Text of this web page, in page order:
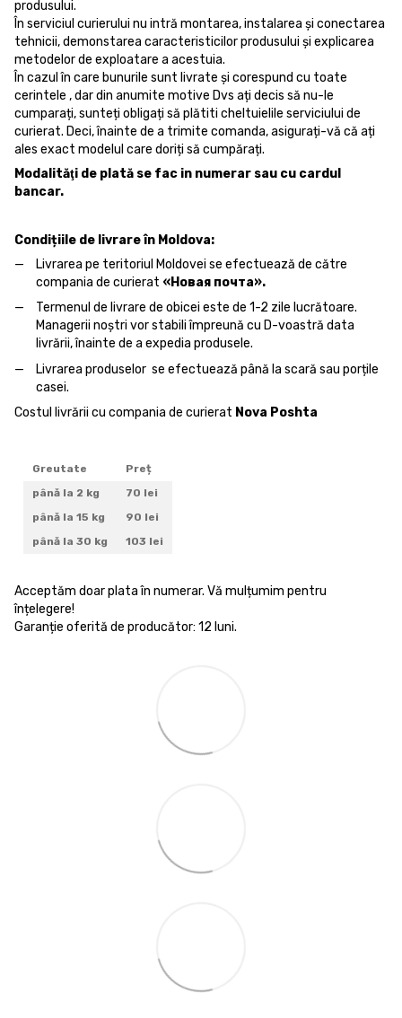
produsului.
În serviciul curierului nu intră montarea, instalarea și conectarea
tehnicii, demonstarea caracteristicilor produsului și explicarea
metodelor de exploatare a acestuia.
În cazul în care bunurile sunt livrate și corespund cu toate
cerintele , dar din anumite motive Dvs ați decis să nu-le
cumparați, sunteți obligați să plătiti cheltuielile serviciului de
curierat. Deci, înainte de a trimite comanda, asigurați-vă că ați
ales exact modelul care doriți să cumpărați.
Modalităţi de plată se fac in numerar sau cu cardul
bancar.
Condițiile de livrare în Moldova:
Livrarea pe teritoriul Moldovei se efectuează de către
compania de curierat «Новая почта».
Termenul de livrare de obicei este de 1-2 zile lucrătoare.
Managerii noștri vor stabili împreună cu D-voastră data
livrării, înainte de a expedia produsele.
Livrarea produselor se efectuează până la scară sau porțile
casei.
Costul livrării cu compania de curierat Nova Poshta
Greutate
Preț
până la 2 kg
70 lei
până la 15 kg
90 lei
până la 30 kg
103 lei
Acceptăm doar plata în numerar. Vă mulțumim pentru
înțelegere!
Garanție oferită de producător: 12 luni.